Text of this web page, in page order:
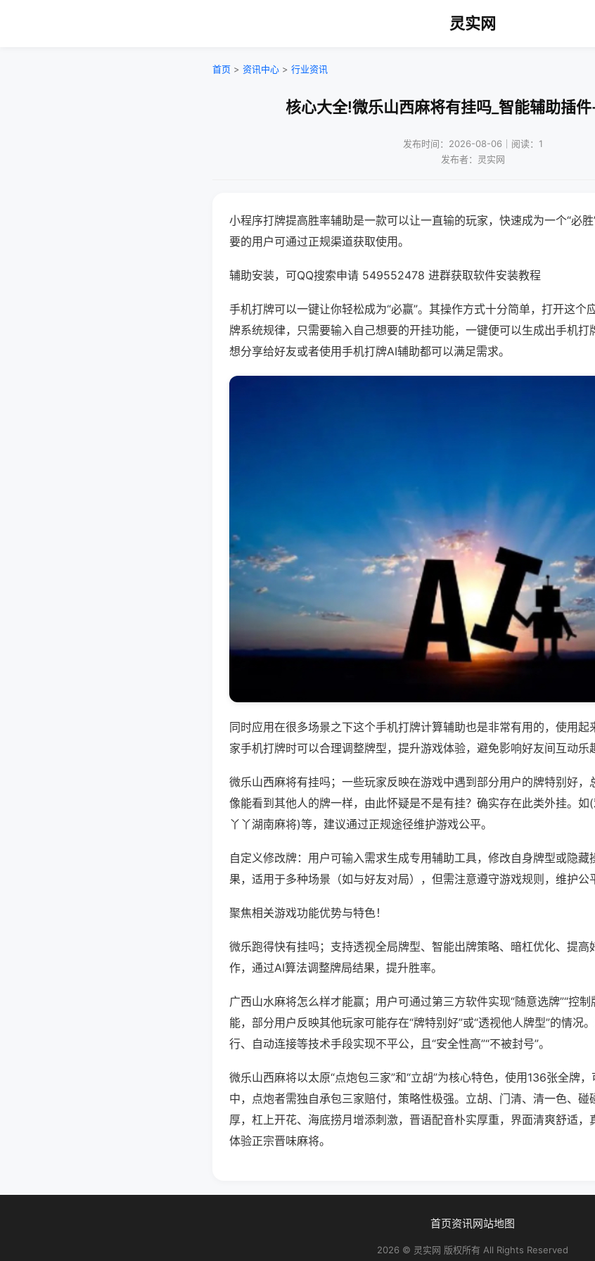
灵实网
首页 > 资讯中心 > 行业资讯
核心大全!微乐山西麻将有挂吗_智能辅助插
发布时间：2026-08-06｜阅读：1
发布者：灵实网
小程序打牌提高胜率辅助是一款可以让一直输的玩家，快速成为一个“必
要的用户可通过正规渠道获取使用。
辅助安装，可QQ搜索申请 549552478 进群获取软件安装教程
手机打牌可以一键让你轻松成为“必赢”。其操作方式十分简单，打开这个
牌系统规律，只需要输入自己想要的开挂功能，一键便可以生成出手机打
想分享给好友或者使用手机打牌AI辅助都可以满足需求。
同时应用在很多场景之下这个手机打牌计算辅助也是非常有用的，使用起
家手机打牌时可以合理调整牌型，提升游戏体验，避免影响好友间互动乐
微乐山西麻将有挂吗；一些玩家反映在游戏中遇到部分用户的牌特别好，
像能看到其他人的牌一样，由此怀疑是不是有挂？确实存在此类外挂。如
丫丫湖南麻将)等，建议通过正规途径维护游戏公平。
自定义修改牌：用户可输入需求生成专用辅助工具，修改自身牌型或隐藏
果，适用于多种场景（如与好友对局），但需注意遵守游戏规则，维护公
聚焦相关游戏功能优势与特色！
微乐跑得快有挂吗；支持透视全局牌型、智能出牌策略、暗杠优化、提高
作，通过AI算法调整牌局结果，提升胜率。
广西山水麻将怎么样才能赢；用户可通过第三方软件实现“随意选牌”“控制
能，部分用户反映其他玩家可能存在“牌特别好”或“透视他人牌型”的情况
行、自动连接等技术手段实现不平公，且“安全性高”“不被封号”。
微乐山西麻将以太原“点炮包三家”和“立胡”为核心特色，使用136张全牌
中，点炮者需独自承包三家赔付，策略性极强。立胡、门清、清一色、碰
厚，杠上开花、海底捞月增添刺激，晋语配音朴实厚重，界面清爽舒适，
体验正宗晋味麻将。
首页资讯网站地图
2026 © 灵实网 版权所有 All Rights Reserved